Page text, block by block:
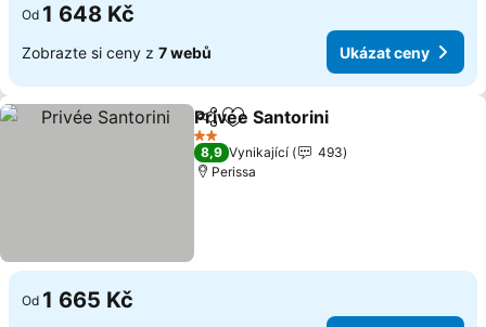
Od 1 648 Kč
Zobrazte si ceny z 7 webů Ukázat ceny
SdíletPřidat na seznam oblíbených
Privée Santorini
2 Počet hvězdiček
8,9 Vynikající
493
Perissa
Od 1 665 Kč